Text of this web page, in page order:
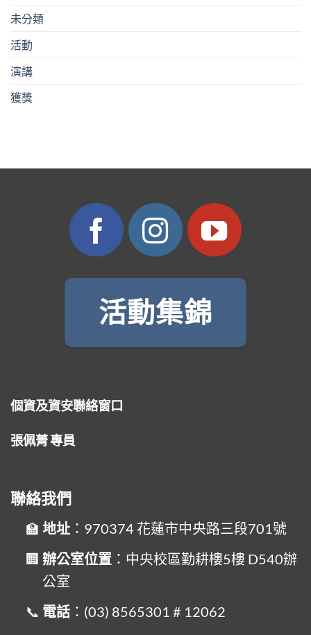
未分類
活動
演講
獲獎
活動集錦
個資及資安聯絡窗口
張佩菁 專員
聯絡我們
地址 ：970374 花蓮市中央路三段701號
辦公室位置 ：中央校區勤耕樓5樓 D540辦
公室
電話 ：(03) 8565301 # 12062